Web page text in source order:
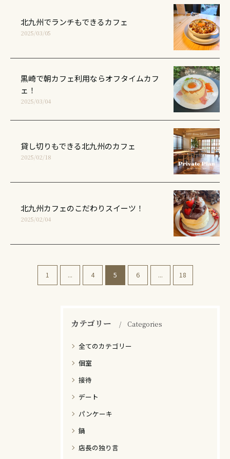
北九州でランチもできるカフェ
2025/03/05
黒崎で朝カフェ利用ならオフタイムカフ
ェ！
2025/03/04
貸し切りもできる北九州のカフェ
2025/02/18
北九州カフェのこだわりスイーツ！
2025/02/04
1 ... 4 5 6 ... 18
カテゴリー Categories
全てのカテゴリー
個室
接待
デート
パンケーキ
鍋
店長の独り言